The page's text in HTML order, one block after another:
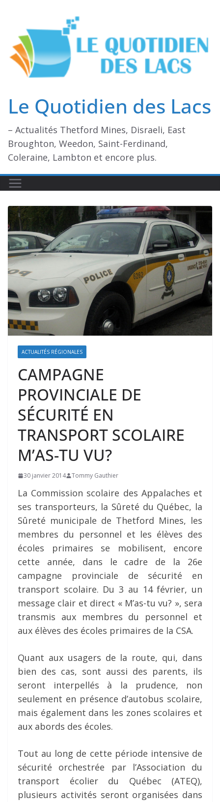
contenu
Le Quotidien des Lacs
– Actualités Thetford Mines, Disraeli, East
Broughton, Weedon, Saint-Ferdinand,
Coleraine, Lambton et encore plus.
ACTUALITÉS RÉGIONALES
CAMPAGNE
PROVINCIALE DE
SÉCURITÉ EN
TRANSPORT SCOLAIRE
M’AS-TU VU?
30 janvier 2014 Tommy Gauthier
La Commission scolaire des Appalaches et
ses transporteurs, la Sûreté du Québec, la
Sûreté municipale de Thetford Mines, les
membres du personnel et les élèves des
écoles primaires se mobilisent, encore
cette année, dans le cadre de la 26e
campagne provinciale de sécurité en
transport scolaire. Du 3 au 14 février, un
message clair et direct « M’as-tu vu? », sera
transmis aux membres du personnel et
aux élèves des écoles primaires de la CSA.
Quant aux usagers de la route, qui, dans
bien des cas, sont aussi des parents, ils
seront interpellés à la prudence, non
seulement en présence d’autobus scolaire,
mais également dans les zones scolaires et
aux abords des écoles.
Tout au long de cette période intensive de
sécurité orchestrée par l’Association du
transport écolier du Québec (ATEQ),
plusieurs activités seront organisées dans